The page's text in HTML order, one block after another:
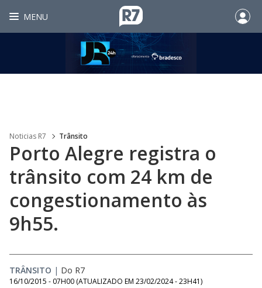
MENU
Noticias R7 Trânsito
Porto Alegre registra o
trânsito com 24 km de
congestionamento às
9h55.
TRÂNSITO | Do R7
16/10/2015 - 07H00 (ATUALIZADO EM 23/02/2024 - 23H41)